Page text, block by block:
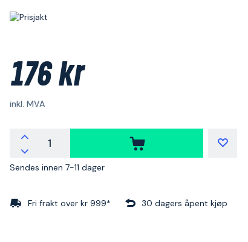
176 kr
inkl. MVA
Sendes innen 7-11 dager
Fri frakt over kr 999* 30 dagers åpent kjøp